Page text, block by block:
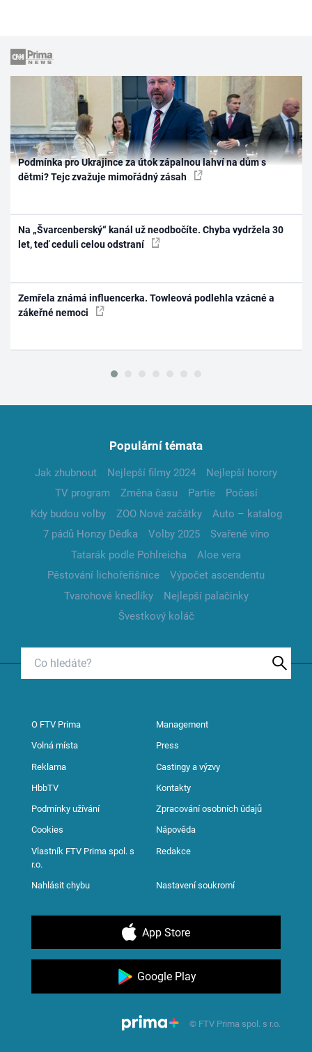
Podmínka pro Ukrajince za útok zápalnou lahví na dům s
dětmi? Tejc zvažuje mimořádný zásah
Na „Švarcenberský“ kanál už neodbočíte. Chyba vydržela 30
let, teď ceduli celou odstraní
Zemřela známá influencerka. Towleová podlehla vzácné a
zákeřné nemoci
Populární témata
Jak zhubnout Nejlepší filmy 2024
Nejlepší horory
TV program
Změna času Partie
Počasí
Kdy budou volby
ZOO Nové začátky
Auto – katalog
7 pádů Honzy Dědka
Volby 2025
Svařené víno
Tatarák podle Pohlreicha
Aloe vera
Pěstování lichořeřišnice
Výpočet ascendentu
Tvarohové knedlíky
Nejlepší palačinky
Švestkový koláč
O FTV Prima Management
Volná místa Press
Reklama Castingy a výzvy
HbbTV Kontakty
Podmínky užívání Zpracování osobních údajů
Cookies Nápověda
Vlastník FTV Prima spol. s
r.o.
Redakce
Nahlásit chybu Nastavení soukromí
App Store
Google Play
© FTV Prima spol. s r.o.